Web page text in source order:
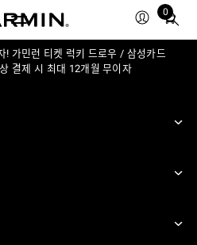
0
Total
items
in
! 가민런 티켓 럭키 드로우 / 삼성카드
결제 시 최대 12개월 무이자